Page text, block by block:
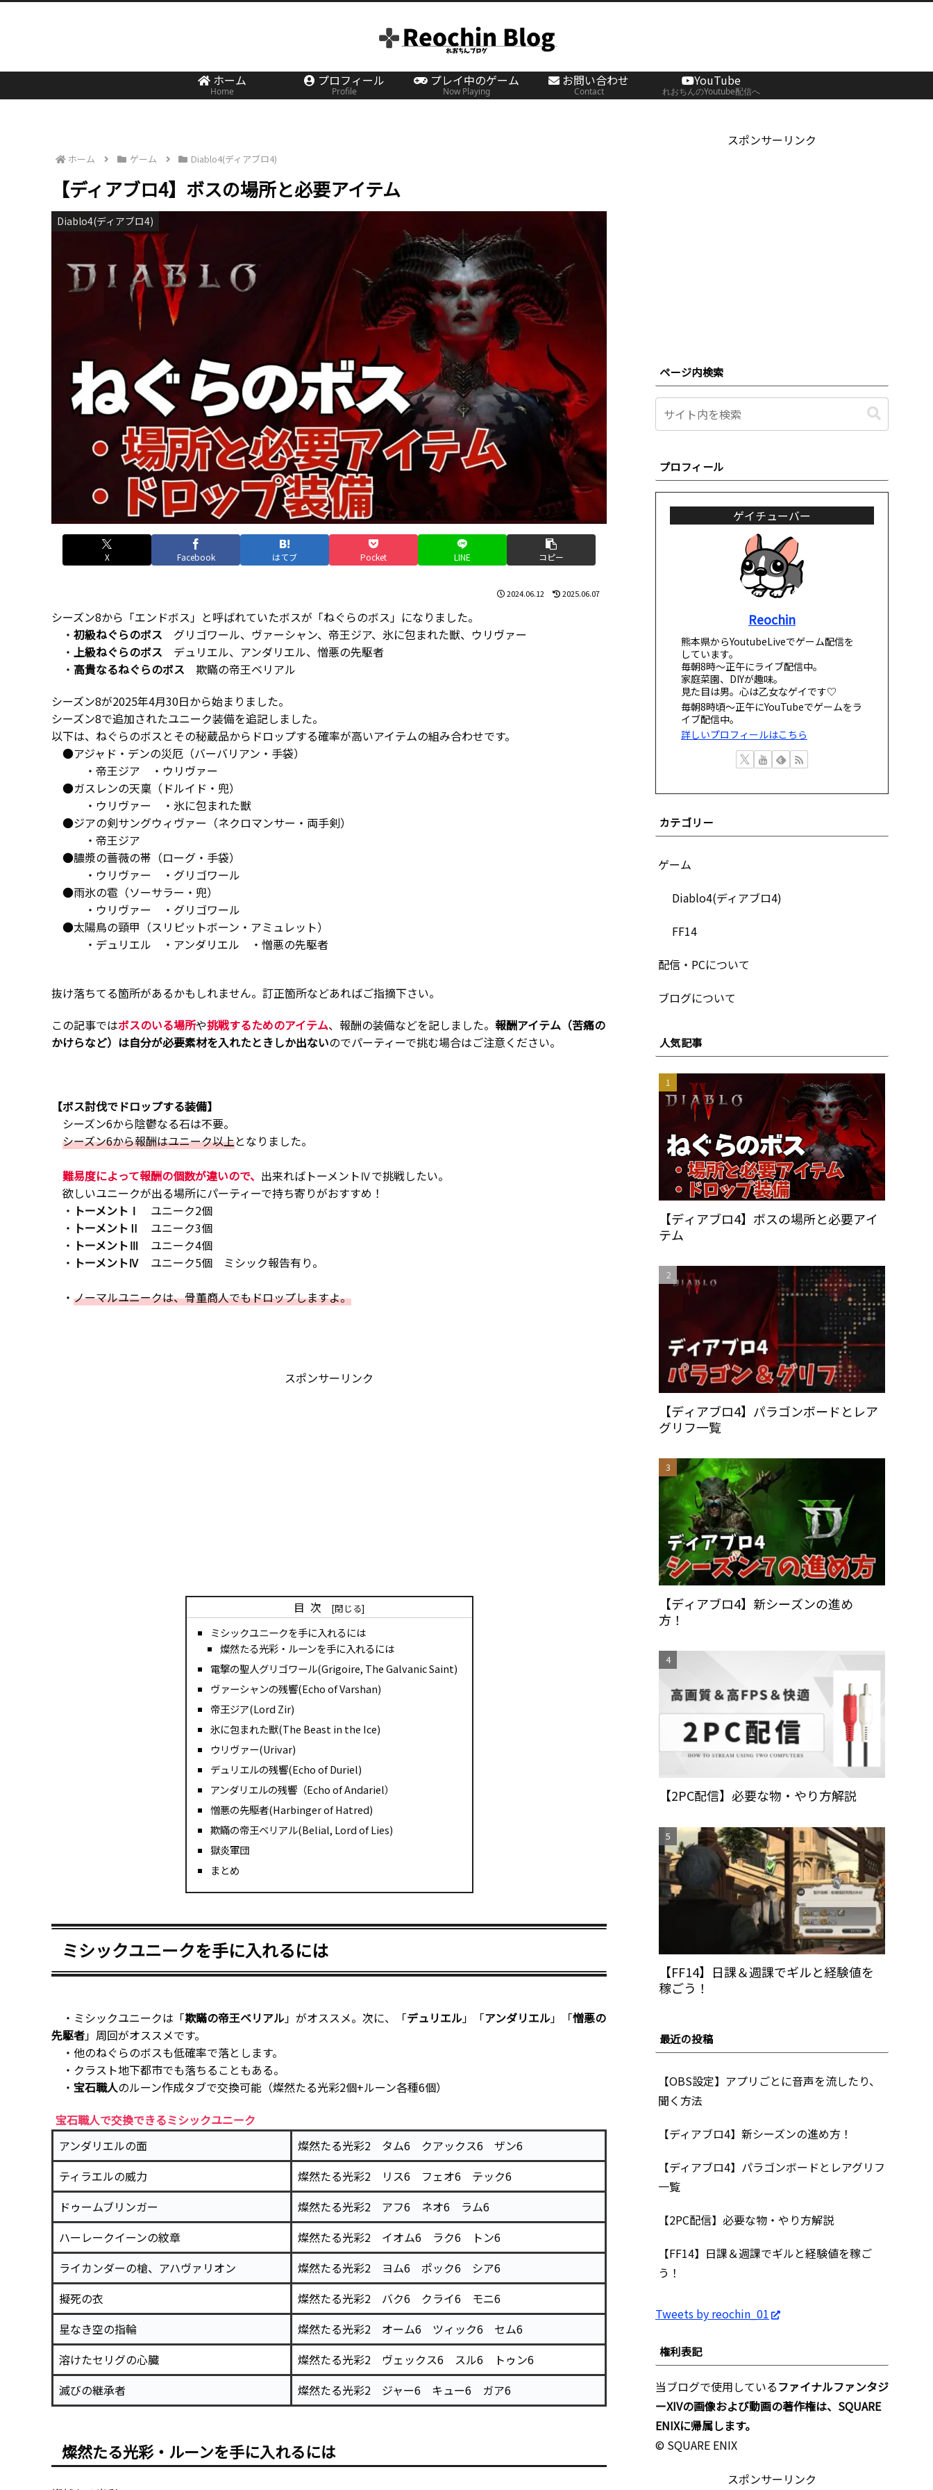
ホーム
Home
プロフィール
Profile
プレイ中のゲーム
Now Playing
お問い合わせ
Contact
YouTube
れおちんのYoutube配信へ
ホーム ゲーム Diablo4(ディアブロ4)
【ディアブロ4】ボスの場所と必要アイテム
Diablo4(ディアブロ4)
X Facebook はてブ Pocket LINE コピー
2024.06.12 2025.06.07
シーズン8から「エンドボス」と呼ばれていたボスが「ねぐらのボス」になりました。
・ 初級ねぐらのボス グリゴワール、ヴァーシャン、帝王ジア、氷に包まれた獣、ウリヴァー
・ 上級ねぐらのボス デュリエル、アンダリエル、憎悪の先駆者
・ 高貴なるねぐらのボス 欺瞞の帝王ベリアル
シーズン8が2025年4月30日から始まりました。
シーズン8で追加されたユニーク装備を追記しました。
以下は、ねぐらのボスとその秘蔵品からドロップする確率が高いアイテムの組み合わせです。
●アジャド・デンの災厄（バーバリアン・手袋）
・帝王ジア ・ウリヴァー
●ガスレンの天稟（ドルイド・兜）
・ウリヴァー ・氷に包まれた獣
●ジアの剣サングウィヴァー（ネクロマンサー・両手剣）
・帝王ジア
●膿漿の薔薇の帯（ローグ・手袋）
・ウリヴァー ・グリゴワール
●雨氷の雹（ソーサラー・兜）
・ウリヴァー ・グリゴワール
●太陽鳥の頸甲（スリピットボーン・アミュレット）
・デュリエル ・アンダリエル ・憎悪の先駆者
抜け落ちてる箇所があるかもしれません。訂正箇所などあればご指摘下さい。
この記事ではボスのいる場所や挑戦するためのアイテム、報酬の装備などを記しました。 報酬アイテム（苦痛の
かけらなど）は自分が必要素材を入れたときしか出ないのでパーティーで挑む場合はご注意ください。
【ボス討伐でドロップする装備】
シーズン6から陰鬱なる石は不要。
シーズン6から報酬はユニーク以上となりました。
難易度によって報酬の個数が違いので、 出来ればトーメントⅣで挑戦したい。
欲しいユニークが出る場所にパーティーで持ち寄りがおすすめ！
・ トーメントⅠ
ユニーク2個
・ トーメントⅡ
ユニーク3個
・ トーメントⅢ ユニーク4個
・ トーメントⅣ ユニーク5個 ミシック報告有り。
・ ノーマルユニークは、骨董商人でもドロップしますよ。
スポンサーリンク
目次
ミシックユニークを手に入れるには
燦然たる光彩・ルーンを手に入れるには
電撃の聖人グリゴワール(Grigoire, The Galvanic Saint)
ヴァーシャンの残響(Echo of Varshan)
帝王ジア(Lord Zir)
氷に包まれた獣(The Beast in the Ice)
ウリヴァー(Urivar)
デュリエルの残響(Echo of Duriel)
アンダリエルの残響（Echo of Andariel）
憎悪の先駆者(Harbinger of Hatred)
欺瞞の帝王ベリアル(Belial, Lord of Lies)
獄炎軍団
まとめ
ミシックユニークを手に入れるには
・ミシックユニークは「欺瞞の帝王ベリアル」がオススメ。次に、「デュリエル」「アンダリエル」「憎悪の
先駆者」周回がオススメです。
・他のねぐらのボスも低確率で落とします。
・クラスト地下都市でも落ちることもある。
・ 宝石職人のルーン作成タブで交換可能（燦然たる光彩2個+ルーン各種6個）
宝石職人で交換できるミシックユニーク
アンダリエルの面
燦然たる光彩2 タム6 クアックス6 ザン6
ティラエルの威力
燦然たる光彩2 リス6 フェオ6 テック6
ドゥームブリンガー
燦然たる光彩2 アフ6 ネオ6 ラム6
ハーレークイーンの紋章
燦然たる光彩2 イオム6 ラク6 トン6
ライカンダーの槍、アハヴァリオン
燦然たる光彩2 ヨム6 ポック6 シア6
擬死の衣
燦然たる光彩2 バク6 クライ6 モニ6
星なき空の指輪
燦然たる光彩2 オーム6 ツィック6 セム6
溶けたセリグの心臓
燦然たる光彩2 ヴェックス6 スル6 トゥン6
滅びの継承者
燦然たる光彩2 ジャー6 キュー6 ガア6
燦然たる光彩・ルーンを手に入れるには
スポンサーリンク
ページ内検索
プロフィール
ゲイチューバー
Reochin
熊本県からYoutubeLiveでゲーム配信を
しています。
毎朝8時～正午にライブ配信中。
家庭菜園、DIYが趣味。
見た目は男。心は乙女なゲイです♡
毎朝8時頃～正午にYouTubeでゲームをラ
イブ配信中。
詳しいプロフィールはこちら
カテゴリー
ゲーム
Diablo4(ディアブロ4)
FF14
配信・PCについて
ブログについて
人気記事
【ディアブロ4】ボスの場所と必要アイ
テム
【ディアブロ4】パラゴンボードとレア
グリフ一覧
【ディアブロ4】新シーズンの進め
方！
【2PC配信】必要な物・やり方解説
【FF14】日課＆週課でギルと経験値を
稼ごう！
最近の投稿
【OBS設定】アプリごとに音声を流したり、
聞く方法
【ディアブロ4】新シーズンの進め方！
【ディアブロ4】パラゴンボードとレアグリフ
一覧
【2PC配信】必要な物・やり方解説
【FF14】日課＆週課でギルと経験値を稼ご
う！
Tweets by reochin_01
権利表記
当ブログで使用しているファイナルファンタジ
ーXIVの画像および動画の著作権は、SQUARE
ENIXに帰属します。
© SQUARE ENIX
スポンサーリンク